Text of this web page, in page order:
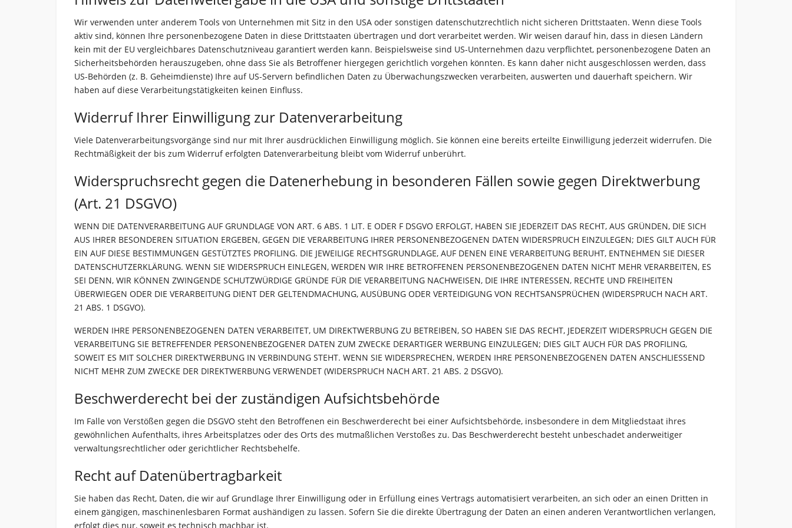
Wir verwenden unter anderem Tools von Unternehmen mit Sitz in den USA oder sonstigen datenschutzrechtlich nicht sicheren Drittstaaten. Wenn diese Tools
aktiv sind, können Ihre personenbezogene Daten in diese Drittstaaten übertragen und dort verarbeitet werden. Wir weisen darauf hin, dass in diesen Ländern
kein mit der EU vergleichbares Datenschutzniveau garantiert werden kann. Beispielsweise sind US-Unternehmen dazu verpflichtet, personenbezogene Daten an
Sicherheitsbehörden herauszugeben, ohne dass Sie als Betroffener hiergegen gerichtlich vorgehen könnten. Es kann daher nicht ausgeschlossen werden, dass
US-Behörden (z. B. Geheimdienste) Ihre auf US-Servern befindlichen Daten zu Überwachungszwecken verarbeiten, auswerten und dauerhaft speichern. Wir
haben auf diese Verarbeitungstätigkeiten keinen Einfluss.
Widerruf Ihrer Einwilligung zur Datenverarbeitung
Viele Datenverarbeitungsvorgänge sind nur mit Ihrer ausdrücklichen Einwilligung möglich. Sie können eine bereits erteilte Einwilligung jederzeit widerrufen. Die
Rechtmäßigkeit der bis zum Widerruf erfolgten Datenverarbeitung bleibt vom Widerruf unberührt.
Widerspruchsrecht gegen die Datenerhebung in besonderen Fällen sowie gegen Direktwerbung
(Art. 21 DSGVO)
WENN DIE DATENVERARBEITUNG AUF GRUNDLAGE VON ART. 6 ABS. 1 LIT. E ODER F DSGVO ERFOLGT, HABEN SIE JEDERZEIT DAS RECHT, AUS GRÜNDEN, DIE SICH
AUS IHRER BESONDEREN SITUATION ERGEBEN, GEGEN DIE VERARBEITUNG IHRER PERSONENBEZOGENEN DATEN WIDERSPRUCH EINZULEGEN; DIES GILT AUCH FÜR
EIN AUF DIESE BESTIMMUNGEN GESTÜTZTES PROFILING. DIE JEWEILIGE RECHTSGRUNDLAGE, AUF DENEN EINE VERARBEITUNG BERUHT, ENTNEHMEN SIE DIESER
DATENSCHUTZERKLÄRUNG. WENN SIE WIDERSPRUCH EINLEGEN, WERDEN WIR IHRE BETROFFENEN PERSONENBEZOGENEN DATEN NICHT MEHR VERARBEITEN, ES
SEI DENN, WIR KÖNNEN ZWINGENDE SCHUTZWÜRDIGE GRÜNDE FÜR DIE VERARBEITUNG NACHWEISEN, DIE IHRE INTERESSEN, RECHTE UND FREIHEITEN
ÜBERWIEGEN ODER DIE VERARBEITUNG DIENT DER GELTENDMACHUNG, AUSÜBUNG ODER VERTEIDIGUNG VON RECHTSANSPRÜCHEN (WIDERSPRUCH NACH ART.
21 ABS. 1 DSGVO).
WERDEN IHRE PERSONENBEZOGENEN DATEN VERARBEITET, UM DIREKTWERBUNG ZU BETREIBEN, SO HABEN SIE DAS RECHT, JEDERZEIT WIDERSPRUCH GEGEN DIE
VERARBEITUNG SIE BETREFFENDER PERSONENBEZOGENER DATEN ZUM ZWECKE DERARTIGER WERBUNG EINZULEGEN; DIES GILT AUCH FÜR DAS PROFILING,
SOWEIT ES MIT SOLCHER DIREKTWERBUNG IN VERBINDUNG STEHT. WENN SIE WIDERSPRECHEN, WERDEN IHRE PERSONENBEZOGENEN DATEN ANSCHLIESSEND
NICHT MEHR ZUM ZWECKE DER DIREKTWERBUNG VERWENDET (WIDERSPRUCH NACH ART. 21 ABS. 2 DSGVO).
Beschwerde­recht bei der zuständigen Aufsichts­behörde
Im Falle von Verstößen gegen die DSGVO steht den Betroffenen ein Beschwerderecht bei einer Aufsichtsbehörde, insbesondere in dem Mitgliedstaat ihres
gewöhnlichen Aufenthalts, ihres Arbeitsplatzes oder des Orts des mutmaßlichen Verstoßes zu. Das Beschwerderecht besteht unbeschadet anderweitiger
verwaltungsrechtlicher oder gerichtlicher Rechtsbehelfe.
Recht auf Daten­übertrag­barkeit
Sie haben das Recht, Daten, die wir auf Grundlage Ihrer Einwilligung oder in Erfüllung eines Vertrags automatisiert verarbeiten, an sich oder an einen Dritten in
einem gängigen, maschinenlesbaren Format aushändigen zu lassen. Sofern Sie die direkte Übertragung der Daten an einen anderen Verantwortlichen verlangen,
erfolgt dies nur, soweit es technisch machbar ist.